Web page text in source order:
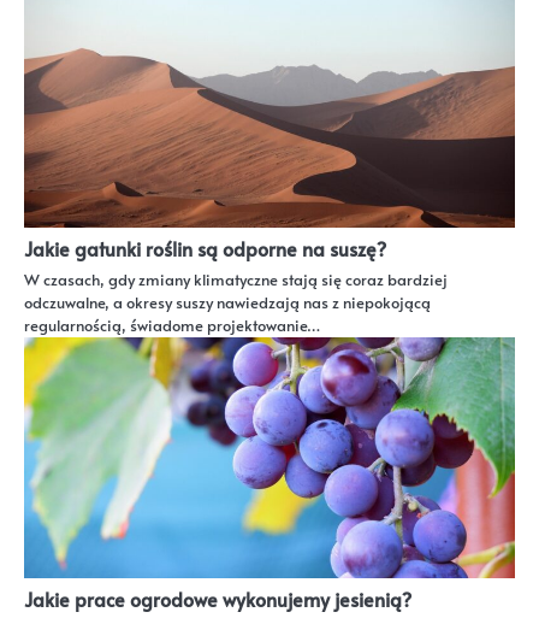
Jakie gatunki roślin są odporne na suszę?
W czasach, gdy zmiany klimatyczne stają się coraz bardziej
odczuwalne, a okresy suszy nawiedzają nas z niepokojącą
regularnością, świadome projektowanie…
Jakie prace ogrodowe wykonujemy jesienią?